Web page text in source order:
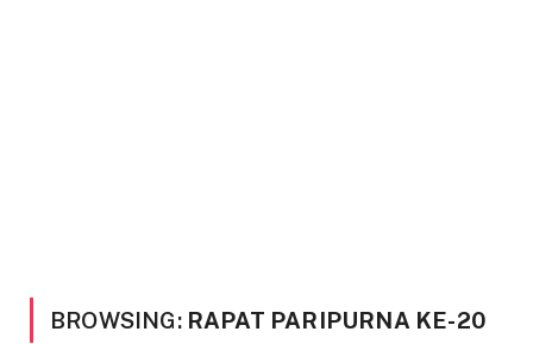
BROWSING: RAPAT PARIPURNA KE-20